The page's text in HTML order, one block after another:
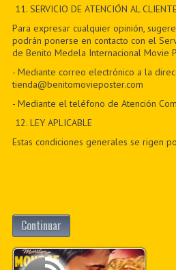
11. SERVICIO DE ATENCIÓN AL
Para expresar cualquier opinión,
podrán ponerse en contacto con el
de Benito Medela Internacional Movie
- Mediante correo electrónico a la
tienda@benitomovieposter.com
- Mediante el teléfono de Atención
12. LEY APLICABLE
Estas condiciones generales se rigen
Continuar